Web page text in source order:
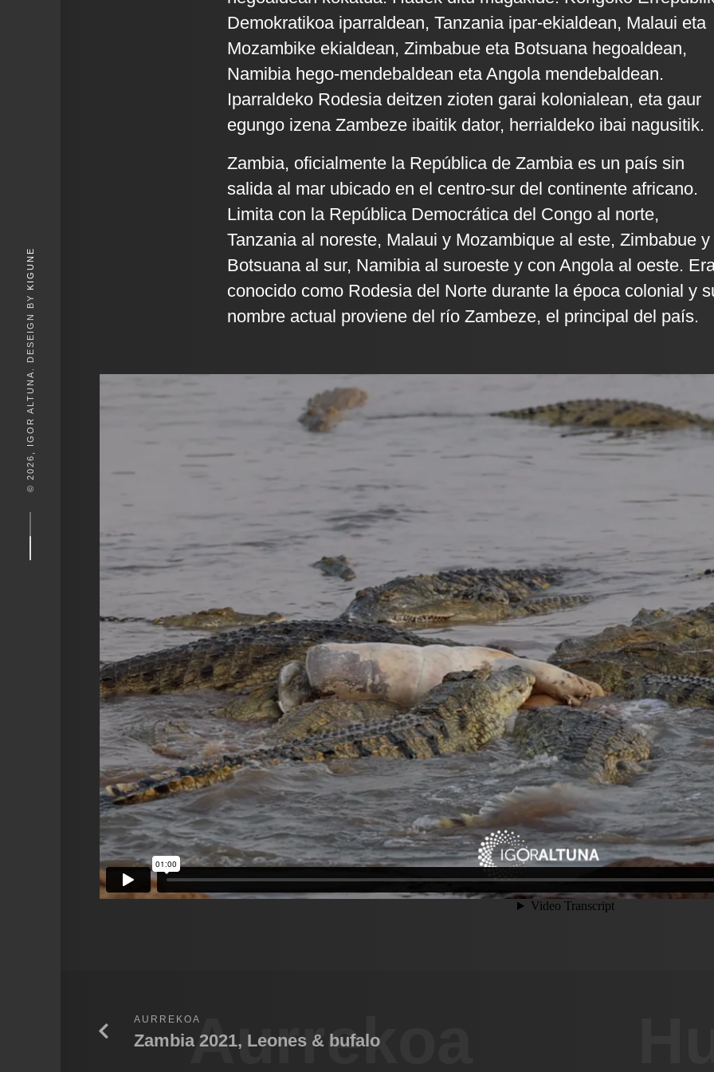
© 2026, IGOR ALTUNA. DESEIGN BY
KIGUNE
Demokratikoa iparraldean, Tanzania ipar-ekialdean, Malaui eta
Mozambike ekialdean, Zimbabue eta Botsuana hegoaldean,
Namibia hego-mendebaldean eta Angola mendebaldean.
Iparraldeko Rodesia deitzen zioten garai kolonialean, eta gaur
egungo izena Zambeze ibaitik dator, herrialdeko ibai nagusitik.
Zambia, oficialmente la República de Zambia es un país sin
salida al mar ubicado en el centro-sur del continente africano.
Limita con la República Democrática del Congo al norte,
Tanzania al noreste, Malaui y Mozambique al este, Zimbabue y
Botsuana al sur, Namibia al suroeste y con Angola al oeste.
conocido como Rodesia del Norte durante la época colonial y
nombre actual proviene del río Zambeze, el principal del país.
Aurrekoa
AURREKOA
Zambia 2021, Leones & bufalo